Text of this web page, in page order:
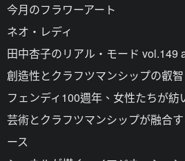
今月のフラワーアート
ネオ・レディ
田中杏子のリアル・モード vol.149
創造性とクラフツマンシップの叡智
フェンディ100週年、女性たちが紡
芸術とクラフツマンシップが融合
ース